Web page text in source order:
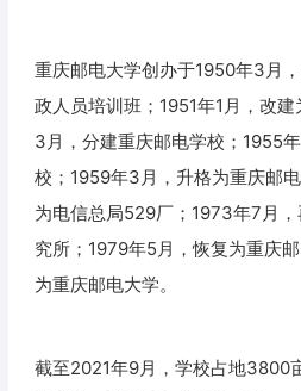
重庆邮电大学创办于1950年3月
政人员培训班；1951年1月，改
3月，分建重庆邮电学校；1955
校；1959年3月，升格为重庆邮
为电信总局529厂；1973年7月
究所；1979年5月，恢复为重庆
为重庆邮电大学。
截至2021年9月，学校占地3800